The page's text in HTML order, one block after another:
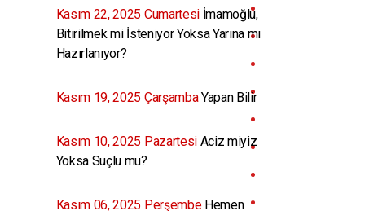
Kasım 22, 2025 Cumartesiİmamoğlu,
Bitirilmek mi İsteniyor Yoksa Yarına mı
Hazırlanıyor?
Kasım 19, 2025 ÇarşambaYapan Bilir
Kasım 10, 2025 PazartesiAciz miyiz
Yoksa Suçlu mu?
Kasım 06, 2025 PerşembeHemen